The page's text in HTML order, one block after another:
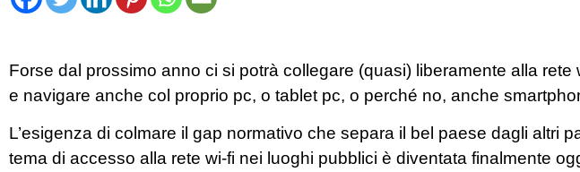
Forse dal prossimo anno ci si potrà collegare (quasi) liberamente alla rete
e navigare anche col proprio pc, o tablet pc, o perché no, anche
L’esigenza di colmare il gap normativo che separa il bel paese dagli altri
tema di accesso alla rete wi-fi nei luoghi pubblici è diventata finalmente